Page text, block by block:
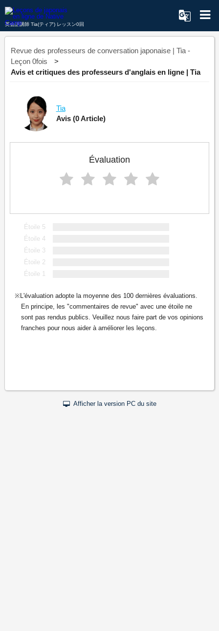
英会話講師 Tia(ティア) レッスン0回
Revue des professeurs de conversation japonaise | Tia -
Leçon 0fois
Avis et critiques des professeurs d'anglais en ligne | Tia
Tia
Avis (0 Article)
Évaluation
Étoile 5
Étoile 4
Étoile 3
Étoile 2
Étoile 1
L'évaluation adopte la moyenne des 100 dernières évaluations.
En principe, les "commentaires de revue" avec une étoile ne
sont pas rendus publics. Veuillez nous faire part de vos opinions
franches pour nous aider à améliorer les leçons.
Afficher la version PC du site